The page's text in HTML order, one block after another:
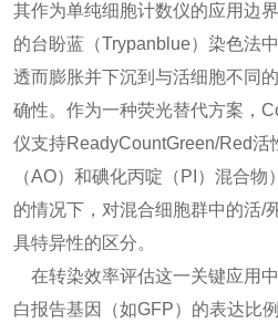
其作为单纯细胞计数仪的应用边
的台盼蓝（Trypanblue）染色法
透而膨胀并下沉到与活细胞不同
确性。作为一种荧光替代方案，
仪支持ReadyCountGreen/Red活
（AO）和碘化丙啶（PI）混合物
的情况下，对混合细胞群中的活/
具特异性的区分。
在转染效率评估这一关键应用中
白报告基因（如GFP）的表达比